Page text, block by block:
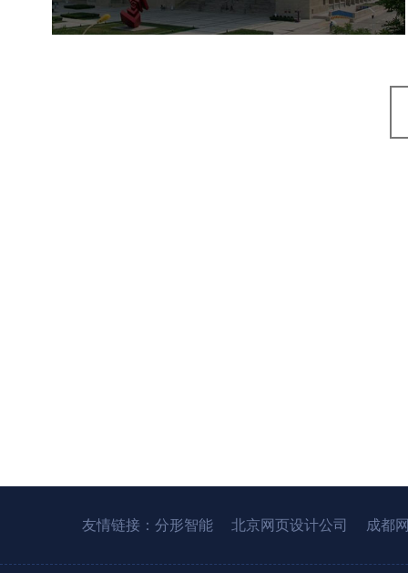
企业展厅设计
公司展厅设计
友情链接： 分形智能 北京网页设计公司 成都